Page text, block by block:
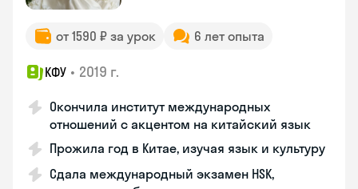
от 1590 ₽ за урок 6 лет опыта
КФУ • 2019 г.
Окончила институт международных
отношений с акцентом на китайский язык
Прожила год в Китае, изучая язык и культуру
Сдала международный экзамен HSK,